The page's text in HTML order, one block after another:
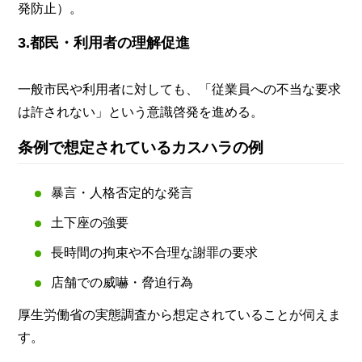
発防止）。
3.都民・利用者の理解促進
一般市民や利用者に対しても、「従業員への不当な要求
は許されない」という意識啓発を進める。
条例で想定されているカスハラの例
暴言・人格否定的な発言
土下座の強要
長時間の拘束や不合理な謝罪の要求
店舗での威嚇・脅迫行為
厚生労働省の実態調査から想定されていることが伺えま
す。